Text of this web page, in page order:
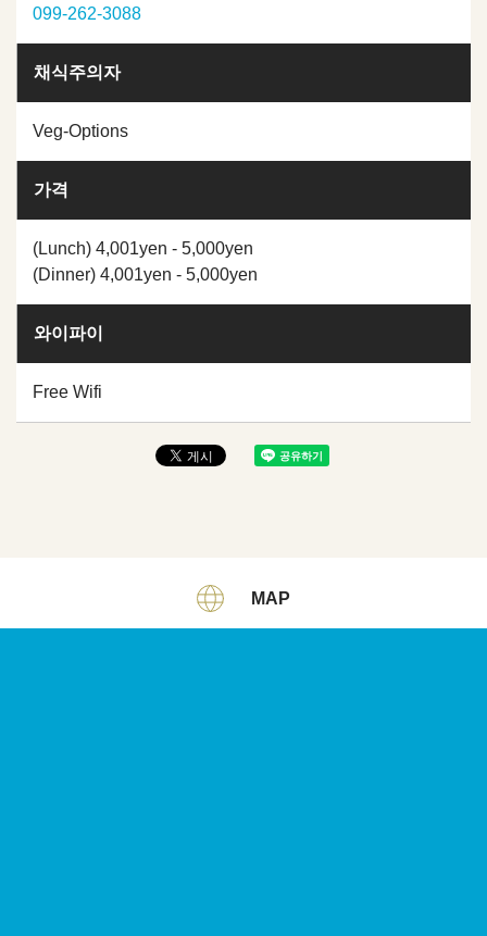
099-262-3088
채식주의자
Veg-Options
가격
(Lunch) 4,001yen - 5,000yen
(Dinner) 4,001yen - 5,000yen
와이파이
Free Wifi
MAP